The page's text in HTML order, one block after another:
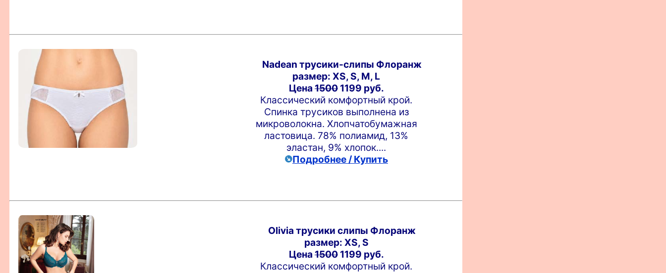
Nadean трусики-слипы Флоранж
размер: XS, S, M, L
Цена 15001199 руб.
Классический комфортный крой.
Спинка трусиков выполнена из
микроволокна. Хлопчатобумажная
ластовица. 78% полиамид, 13%
эластан, 9% хлопок....
Подробнее / Купить
Olivia трусики слипы Флоранж
размер: XS, S
Цена 15001199 руб.
Классический комфортный крой.